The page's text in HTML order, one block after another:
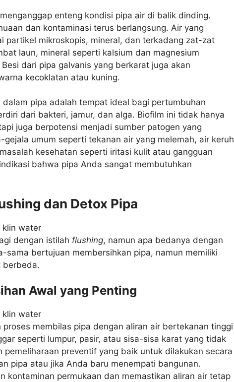
enteng kondisi pipa air di balik dinding.
dan kontaminasi terus berlangsung. Air yang
partikel mikroskopis, mineral, dan terkadang zat-zat
laun, mineral seperti kalsium dan magnesium
dari pipa galvanis yang berkarat juga akan
kecoklatan atau kuning.
pipa adalah tempat ideal bagi pertumbuhan
dari bakteri, jamur, dan alga. Biofilm ini tidak hanya
juga berpotensi menjadi sumber patogen yang
umum seperti tekanan air yang melemah, air keruh
kesehatan seperti iritasi kulit atau gangguan
bahwa pipa Anda sangat membutuhkan
dan Detox Pipa
dengan istilah flushing, namun apa bedanya dengan
sama bertujuan membersihkan pipa, namun memiliki
berbeda.
Awal yang Penting
membilas pipa dengan aliran air bertekanan tinggi
seperti lumpur, pasir, atau sisa-sisa karat yang tidak
pemeliharaan preventif yang baik untuk dilakukan secara
pipa atau jika Anda baru menempati bangunan.
kontaminan permukaan dan memastikan aliran air tetap